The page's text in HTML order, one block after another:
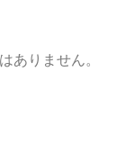
ありません。